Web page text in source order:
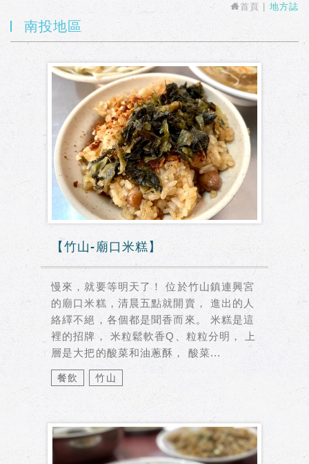
首頁 地方誌
南投地區
【竹山-廟口米糕】
慢來，就要等明天了！ 位於竹山鎮連興宮
的廟口米糕，清晨五點就開賣， 進出的人
絡繹不絕，各個都是聞香而來。 米糕是這
裡的招牌， 米粒鬆軟香Q、粒粒分明， 上
層是大把的酸菜和油蔥酥， 酸菜...
餐飲 竹山